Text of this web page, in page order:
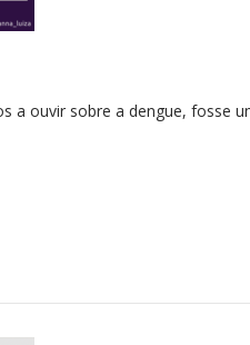
a ouvir sobre a dengue, fosse